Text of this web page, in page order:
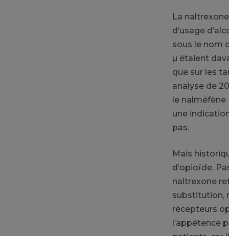
La
d’usage
sous le nom
µ étaient
que sur les
analyse de
le nalméfène
une
pas.
Mais
d’opioïde.
naltrexone
substitution,
récepteurs
l’appétence